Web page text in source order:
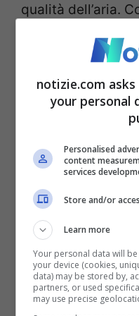
qualità dell’aria.
novità legislativa
concentrazione
abbassata a 20
cubo.
Cosa
europea
dell’aria
Ciò significa che,
appena esposti,
rientrano nei
notizie.com
your personal
Personalised
content
services
Store and/or
Learn more
Your personal data will
your device (cookies,
data) may be stored by,
partners, or used
may use precise